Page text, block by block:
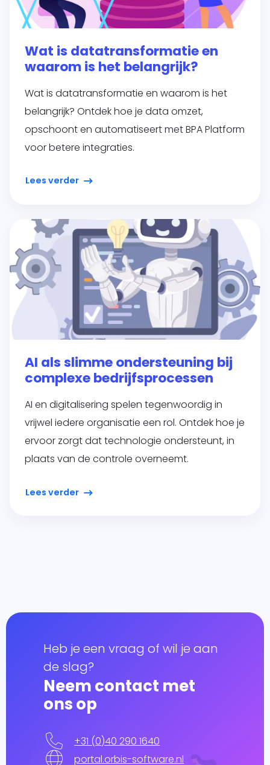
Wat is datatransformatie en
waarom is het belangrijk?
Wat is datatransformatie en waarom is het
belangrijk? Ontdek hoe je data omzet,
opschoont en automatiseert met BPA Platform
voor betere integraties.
Lees verder
AI als slimme ondersteuning bij
complexe bedrijfsprocessen
AI en digitalisering spelen tegenwoordig in
vrijwel iedere organisatie een rol. Ontdek hoe je
ervoor zorgt dat technologie ondersteunt, in
plaats van de controle overneemt.
Lees verder
Heb je een vraag of wil je aan
de slag?
Neem contact met
ons op
+31 (0)40 290 1640
portal.orbis-software.nl